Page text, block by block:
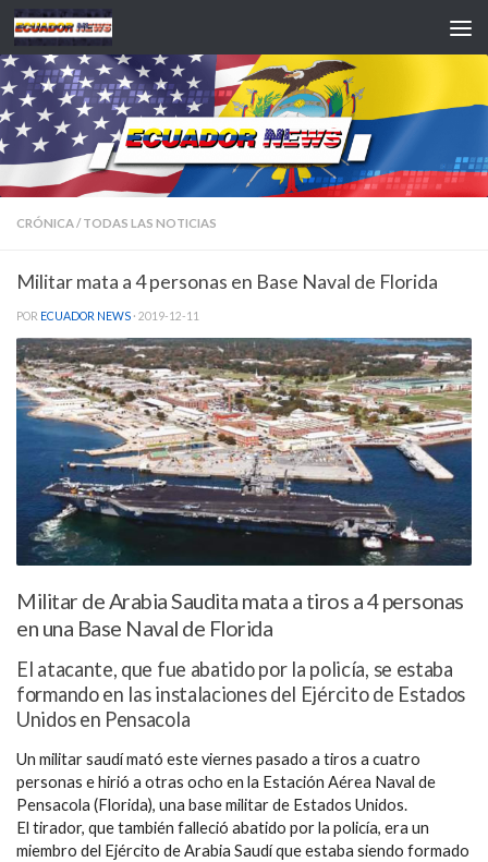
Saltar al contenido
CRÓNICA/ TODAS LAS NOTICIAS
Militar mata a 4 personas en Base Naval de Florida
POR ECUADOR NEWS · 2019-12-11
Militar de Arabia Saudita mata a tiros a 4 personas
en una Base Naval de Florida
El atacante, que fue abatido por la policía, se estaba
formando en las instalaciones del Ejército de Estados
Unidos en Pensacola
Un militar saudí mató este viernes pasado a tiros a cuatro
personas e hirió a otras ocho en la Estación Aérea Naval de
Pensacola (Florida), una base militar de Estados Unidos.
El tirador, que también falleció abatido por la policía, era un
miembro del Ejército de Arabia Saudí que estaba siendo formado